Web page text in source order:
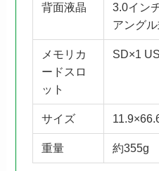
背面液晶
3.0イン
アング
メモリカ
ードスロ
ット
SD×1
サイズ
重量 約355g